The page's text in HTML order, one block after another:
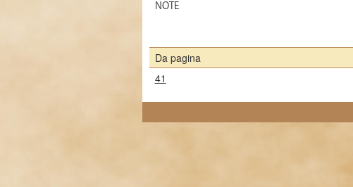
NOTE
Da pagina
41